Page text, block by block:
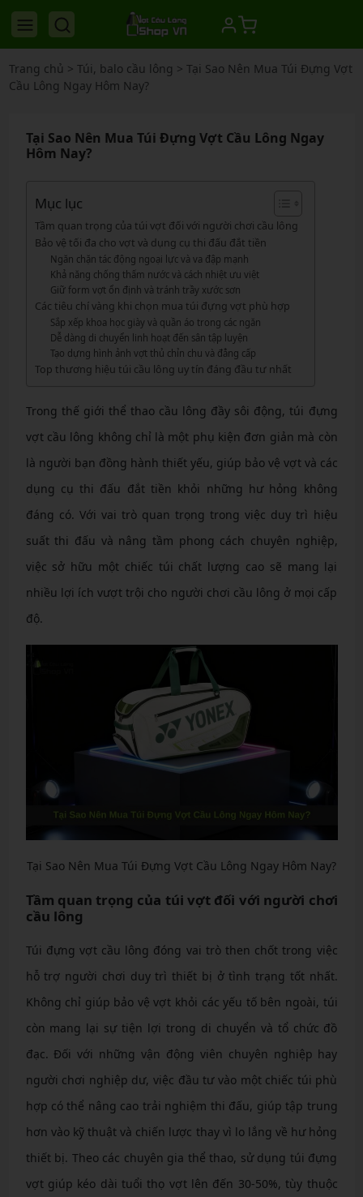
Trang chủ > Túi, balo cầu lông > Tại Sao Nên Mua Túi Đựng Vợt
Cầu Lông Ngay Hôm Nay?
Tại Sao Nên Mua Túi Đựng Vợt Cầu Lông Ngay
Hôm Nay?
Mục lục
Tầm quan trọng của túi vợt đối với người chơi cầu lông
Bảo vệ tối đa cho vợt và dụng cụ thi đấu đắt tiền
Ngăn chặn tác động ngoại lực và va đập mạnh
Khả năng chống thấm nước và cách nhiệt ưu việt
Giữ form vợt ổn định và tránh trầy xước sơn
Các tiêu chí vàng khi chọn mua túi đựng vợt phù hợp
Sắp xếp khoa học giày và quần áo trong các ngăn
Dễ dàng di chuyển linh hoạt đến sân tập luyện
Tạo dựng hình ảnh vợt thủ chỉn chu và đẳng cấp
Top thương hiệu túi cầu lông uy tín đáng đầu tư nhất
Trong thế giới thể thao cầu lông đầy sôi động, túi đựng
vợt cầu lông không chỉ là một phụ kiện đơn giản mà còn
là người bạn đồng hành thiết yếu, giúp bảo vệ vợt và các
dụng cụ thi đấu đắt tiền khỏi những hư hỏng không
đáng có. Với vai trò quan trọng trong việc duy trì hiệu
suất thi đấu và nâng tầm phong cách chuyên nghiệp,
việc sở hữu một chiếc túi chất lượng cao sẽ mang lại
nhiều lợi ích vượt trội cho người chơi cầu lông ở mọi cấp
độ.
Tại Sao Nên Mua Túi Đựng Vợt Cầu Lông Ngay Hôm Nay?
Tầm quan trọng của túi vợt đối với người chơi
cầu lông
Túi đựng vợt cầu lông đóng vai trò then chốt trong việc
hỗ trợ người chơi duy trì thiết bị ở tình trạng tốt nhất.
Không chỉ giúp bảo vệ vợt khỏi các yếu tố bên ngoài, túi
còn mang lại sự tiện lợi trong di chuyển và tổ chức đồ
đạc. Đối với những vận động viên chuyên nghiệp hay
người chơi nghiệp dư, việc đầu tư vào một chiếc túi phù
hợp có thể nâng cao trải nghiệm thi đấu, giúp tập trung
hơn vào kỹ thuật và chiến lược thay vì lo lắng về hư hỏng
thiết bị. Theo các chuyên gia thể thao, sử dụng túi đựng
vợt giúp kéo dài tuổi thọ vợt lên đến 30-50%, tùy thuộc